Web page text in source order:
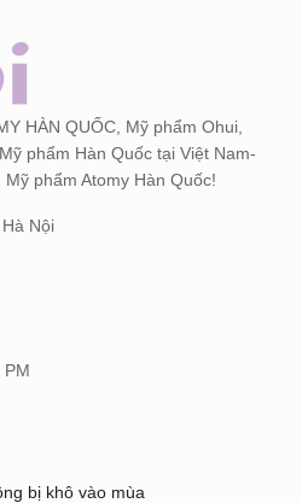
HÀN QUỐC, Mỹ phẩm Ohui,
phẩm Hàn Quốc tại Việt Nam-
phẩm Atomy Hàn Quốc!
Nội
PM
bị khô vào mùa